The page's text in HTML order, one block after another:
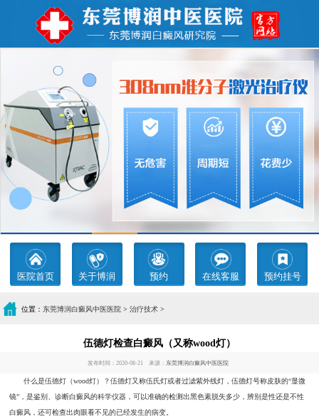
医院首页 关于博润 预约 在线客服 预约挂号
位置： 东莞博润白癜风中医医院 > 治疗技术 >
伍德灯检查白癜风（又称wood灯）
发布时间：2020-08-21 来源： 东莞博润白癜风中医医院
什么是伍德灯（wood灯）？伍德灯又称伍氏灯或者过滤紫外线灯，伍德灯号称皮肤的“显微
镜”，是鉴别、诊断白癜风的科学仪器，可以准确的检测出黑色素脱失多少，辨别是性还是不性
白癜风，还可检查出肉眼看不见的已经发生的病变。